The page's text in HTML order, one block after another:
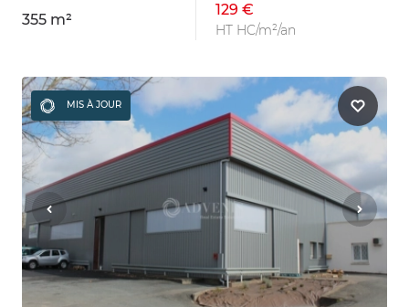
355 m²
129 €
HT HC/m²/an
MIS À JOUR